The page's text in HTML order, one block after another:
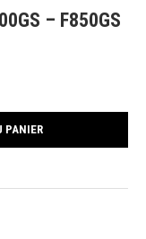
– F850GS
PANIER